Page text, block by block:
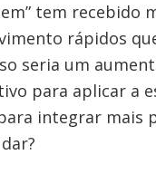
tem recebido
rápidos
seria um
para aplicar a
integrar mais